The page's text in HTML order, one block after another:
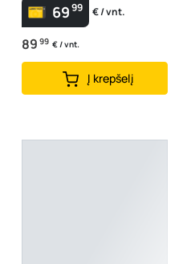
6999 € / vnt.
89 99 € / vnt.
Į krepšelį